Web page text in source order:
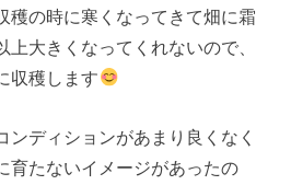
穫の時に寒くなってきて畑に霜
大きくなってくれないので、
収穫します
ンディションがあまり良くなく
育たないイメージがあったの